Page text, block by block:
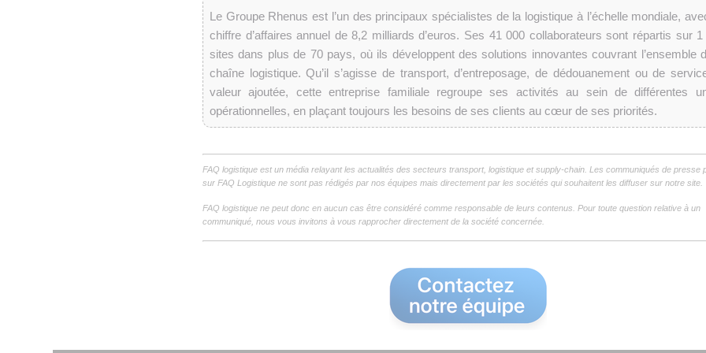
Le Groupe Rhenus est l’un des principaux spécialistes de la logistique à l’échelle mondiale,
chiffre d’affaires annuel de 8,2 milliards d’euros. Ses 41 000 collaborateurs sont répartis sur 1
sites dans plus de 70 pays, où ils développent des solutions innovantes couvrant l’ensemble
chaîne logistique. Qu’il s’agisse de transport, d’entreposage, de dédouanement ou de
valeur ajoutée, cette entreprise familiale regroupe ses activités au sein de différentes
opérationnelles, en plaçant toujours les besoins de ses clients au cœur de ses priorités.
FAQ logistique est un média relayant les actualités des secteurs transport, logistique et supply-chain. Les communiqués de presse
sur FAQ Logistique ne sont pas rédigés par nos équipes mais directement par les sociétés qui souhaitent les diffuser sur notre site.
FAQ logistique ne peut donc en aucun cas être considéré comme responsable de leurs contenus. Pour toute question relative à un
communiqué, nous vous invitons à vous rapprocher directement de la société concernée.